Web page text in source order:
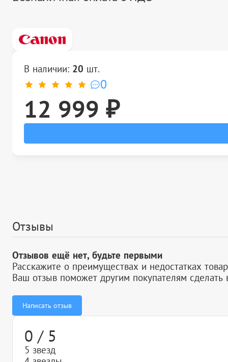
В наличии: 20 шт.
0
12 999 ₽
Отзывы
Отзывов ещё нет, будьте первыми
Расскажите о преимуществах и недостатках
Ваш отзыв поможет другим покупателям сделать
Написать отзыв
0 / 5
5 звезд